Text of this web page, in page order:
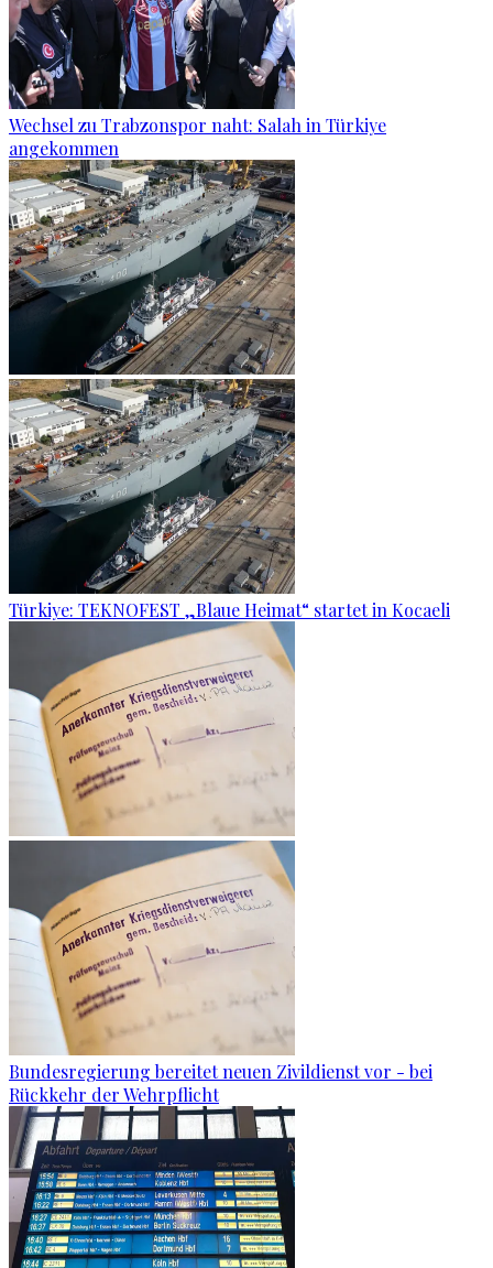
Wechsel zu Trabzonspor naht: Salah in Türkiye
angekommen
Türkiye: TEKNOFEST „Blaue Heimat“ startet in Kocaeli
Bundesregierung bereitet neuen Zivildienst vor - bei
Rückkehr der Wehrpflicht